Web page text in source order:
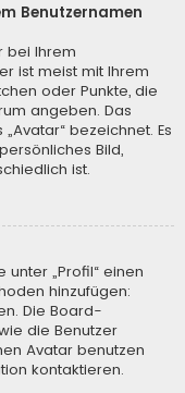
Benutzernamen
bei Ihrem
ist meist mit Ihrem
oder Punkte, die
angeben. Das
bezeichnet. Es
Bild,
ist.
„Profil“ einen
hinzufügen:
Die Board-
die Benutzer
Avatar benutzen
kontaktieren.